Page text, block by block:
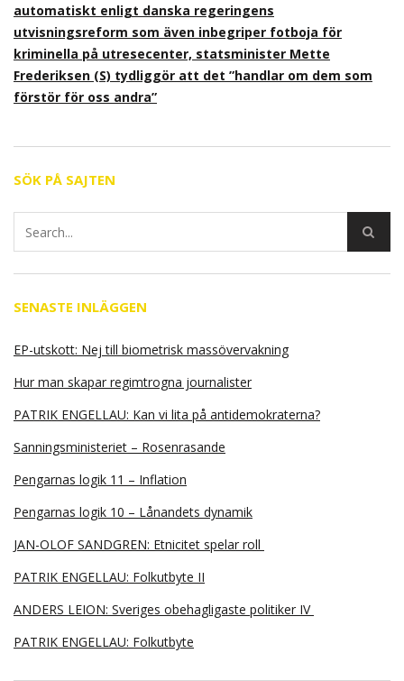
automatiskt enligt danska regeringens
utvisningsreform som även inbegriper fotboja för
kriminella på utresecenter, statsminister Mette
Frederiksen (S) tydliggör att det ”handlar om dem som
förstör för oss andra”
SÖK PÅ SAJTEN
SENASTE INLÄGGEN
EP-utskott: Nej till biometrisk massövervakning
Hur man skapar regimtrogna journalister
PATRIK ENGELLAU: Kan vi lita på antidemokraterna?
Sanningsministeriet – Rosenrasande
Pengarnas logik 11 – Inflation
Pengarnas logik 10 – Lånandets dynamik
JAN-OLOF SANDGREN: Etnicitet spelar roll
PATRIK ENGELLAU: Folkutbyte II
ANDERS LEION: Sveriges obehagligaste politiker IV
PATRIK ENGELLAU: Folkutbyte